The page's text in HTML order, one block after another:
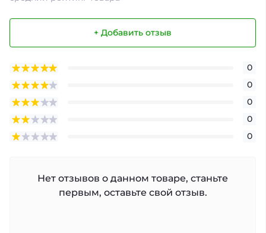
+ Добавить отзыв
0
0
0
0
0
Нет отзывов о данном товаре, станьте
первым, оставьте свой отзыв.